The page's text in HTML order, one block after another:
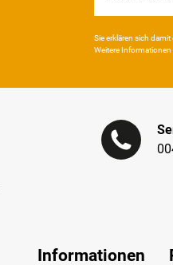
Sie erklären sich
Weitere
Informationen